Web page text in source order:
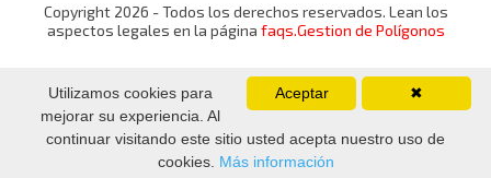
Copyright 2026 - Todos los derechos reservados. Lean los
aspectos legales en la página faqs.Gestion de Polígonos
✖
Aceptar
Utilizamos cookies para
mejorar su experiencia. Al
continuar visitando este sitio usted acepta nuestro uso de
cookies. Más información